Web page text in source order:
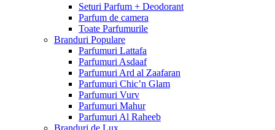
Seturi Parfum + Deodorant
Parfum de camera
Toate Parfumurile
Branduri Populare
Parfumuri Lattafa
Parfumuri Asdaaf
Parfumuri Ard al Zaafaran
Parfumuri Chic’n Glam
Parfumuri Vurv
Parfumuri Mahur
Parfumuri Al Raheeb
Branduri de Lux